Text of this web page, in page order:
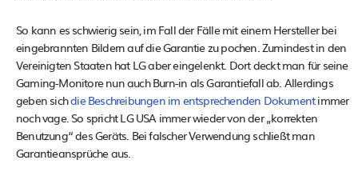
So kann es schwierig sein, im Fall der Fälle mit einem Hersteller bei
eingebrannten Bildern auf die Garantie zu pochen. Zumindest in den
Vereinigten Staaten hat LG aber eingelenkt. Dort deckt man für seine
Gaming-Monitore nun auch Burn-in als Garantiefall ab. Allerdings
geben sichdie Beschreibungen im entsprechenden Dokumentimmer
noch vage. So spricht LG USA immer wieder von der „korrekten
Benutzung“ des Geräts. Bei falscher Verwendung schließt man
Garantieansprüche aus.